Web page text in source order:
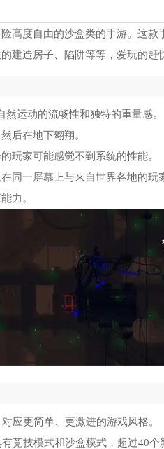
高度自由的沙盒类的手游。这
建造房子、陷阱等等，爱玩的赶
运动的流畅性和独特的重量感。
后在地下翱翔。
玩家可能感觉不到系统的性能。
同一屏幕上与来自世界各地的玩
力。
应更简单、更激进的游戏风格。
竞技模式和沙盒模式，超过40个